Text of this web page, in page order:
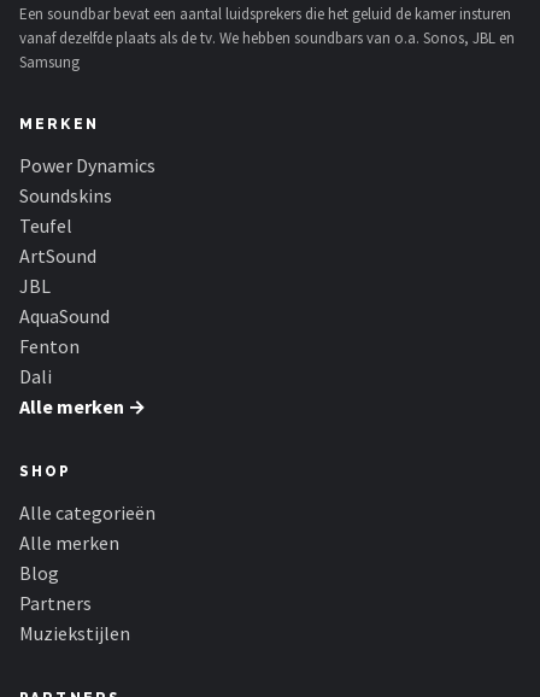
AquaSound
Dali
Ultimea
Alle merken →
Een soundbar bevat een aantal luidsprekers die het geluid de kamer insturen
vanaf dezelfde plaats als de tv. We hebben soundbars van o.a. Sonos, JBL en
Samsung
MERKEN
Power Dynamics
Soundskins
Teufel
ArtSound
JBL
AquaSound
Fenton
Dali
Alle merken →
SHOP
Alle categorieën
Alle merken
Blog
Partners
Muziekstijlen